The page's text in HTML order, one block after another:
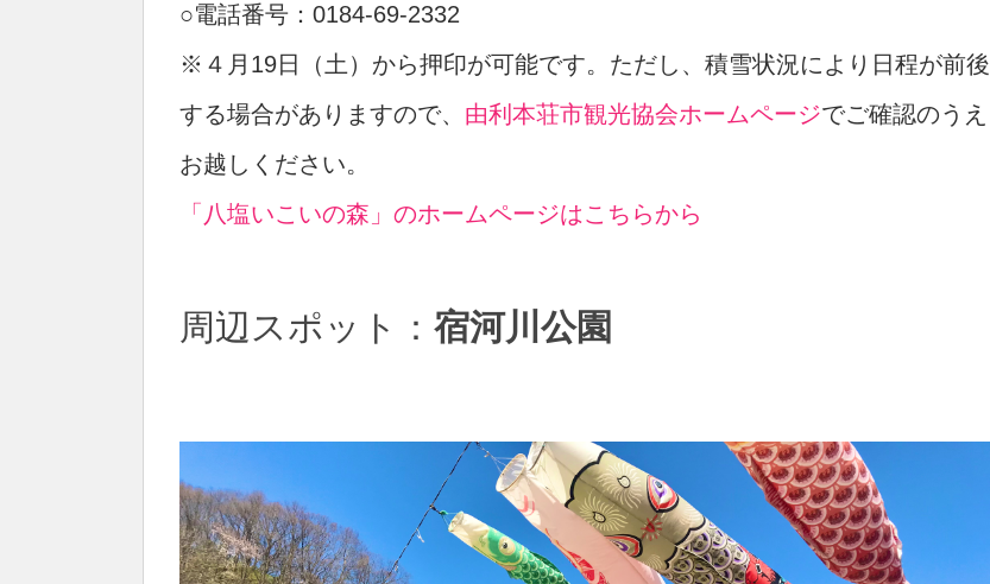
○電話番号：0184-69-2332
※４月19日（土）から押印が可能です。ただし、積雪状況により日程が前後
する場合がありますので、 由利本荘市観光協会ホームページでご確認のうえ
お越しください。
「八塩いこいの森」のホームページはこちらから
周辺スポット： 宿河川公園